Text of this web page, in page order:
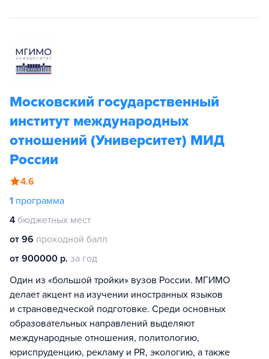
Московский государственный
институт международных
отношений (Университет) МИД
России
4.6
1 программа
4 бюджетных мест
от 96 проходной балл
от 900000 р. за год
Один из «большой тройки» вузов России. МГИМО
делает акцент на изучении иностранных языков
и страноведческой подготовке. Среди основных
образовательных направлений выделяют
международные отношения, политологию,
юриспруденцию, рекламу и PR, экологию, а также